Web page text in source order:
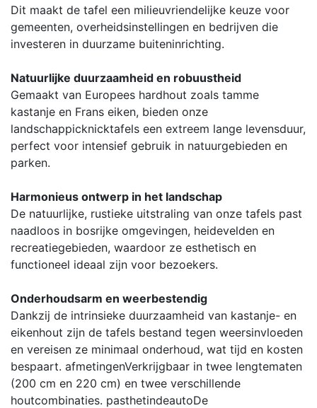
Dit maakt de tafel een milieuvriendelijke keuze voor
gemeenten, overheidsinstellingen en bedrijven die
investeren in duurzame buiteninrichting.
Natuurlijke duurzaamheid en robuustheid
Gemaakt van Europees hardhout zoals tamme
kastanje en Frans eiken, bieden onze
landschappicknicktafels een extreem lange levensduur,
perfect voor intensief gebruik in natuurgebieden en
parken.
Harmonieus ontwerp in het landschap
De natuurlijke, rustieke uitstraling van onze tafels past
naadloos in bosrijke omgevingen, heidevelden en
recreatiegebieden, waardoor ze esthetisch en
functioneel ideaal zijn voor bezoekers.
Onderhoudsarm en weerbestendig
Dankzij de intrinsieke duurzaamheid van kastanje- en
eikenhout zijn de tafels bestand tegen weersinvloeden
en vereisen ze minimaal onderhoud, wat tijd en kosten
bespaart. afmetingenVerkrijgbaar in twee lengtematen
(200 cm en 220 cm) en twee verschillende
houtcombinaties. pasthetindeautoDe